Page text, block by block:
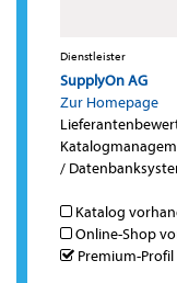
Dienstleister
SupplyOn AG
Zur Homepage
/
Katalog
Online-Shop
Premium-Profil